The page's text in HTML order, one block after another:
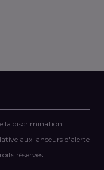
la discrimination
aux lanceurs d'alerte
réservés